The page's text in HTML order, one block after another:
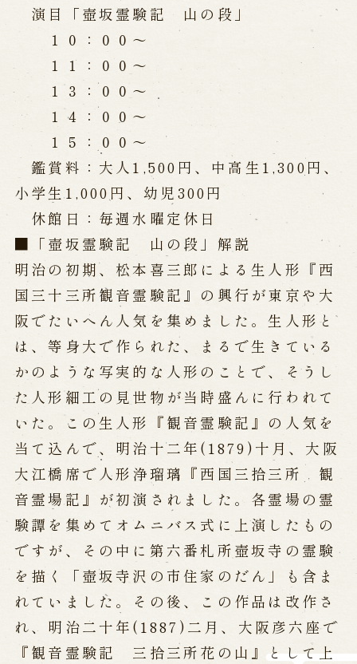
出張公演
海外旅行客向け特別公演「くにうみ」
歴史
淡路島と国生み神話
淡路人形浄瑠璃の歴史
南あわじ市の伝統芸能
ご利用案内
営業日時・料金 アクセス 館内のご案内
お問い合わせ
メールでお問い合わせ
お電話でお問い合わせ
予約
WEB予約
メールフォームから予約
お電話で予約
求人情報
演目「壺坂霊験記 山の段」
１０：００～
１１：００～
１３：００～
１４：００～
１５：００～
鑑賞料：大人1,500円、中高生1,300円、
小学生1,000円、幼児300円
休館日：毎週水曜定休日
■「壺坂霊験記 山の段」解説
明治の初期、松本喜三郎による生人形『西
国三十三所観音霊験記』の興行が東京や大
阪でたいへん人気を集めました。生人形と
は、等身大で作られた、まるで生きている
かのような写実的な人形のことで、そうし
た人形細工の見世物が当時盛んに行われて
いた。この生人形『観音霊験記』の人気を
当て込んで、明治十二年(1879)十月、大阪
大江橋席で人形浄瑠璃『西国三拾三所 観
音霊場記』が初演されました。各霊場の霊
験譚を集めてオムニバス式に上演したもの
ですが、その中に第六番札所壺坂寺の霊験
を描く「壺坂寺沢の市住家のだん」も含ま
れていました。その後、この作品は改作さ
れ、明治二十年(1887)二月、大阪彦六座で
『観音霊験記 三拾三所花の山』として上